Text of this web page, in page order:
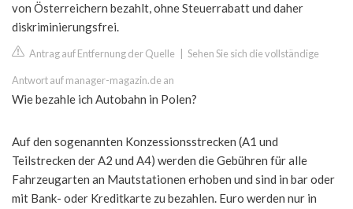
von Österreichern bezahlt, ohne Steuerrabatt und daher
diskriminierungsfrei.
Antrag auf Entfernung der Quelle Sehen Sie sich die vollständige
Antwort auf manager-magazin.de an
Wie bezahle ich Autobahn in Polen?
Auf den sogenannten Konzessionsstrecken (A1 und
Teilstrecken der A2 und A4) werden die Gebühren für alle
Fahrzeugarten an Mautstationen erhoben und sind in bar oder
mit Bank- oder Kreditkarte zu bezahlen. Euro werden nur in